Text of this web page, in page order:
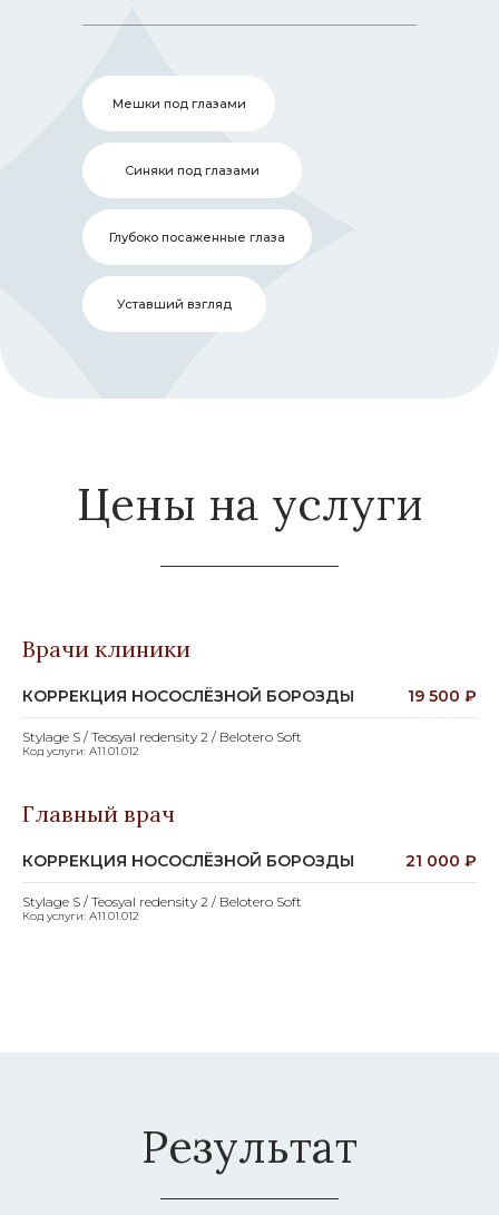
коррекцию проводят канюлей через
один прокол, это безболезненно и
абсолютно безопасно.
Процедура проводится быстро, до 30
минут. Заполнение носослезной
борозды никак не влияет на зрение.
Мешки под глазами
Синяки под глазами
Глубоко посаженные глаза
Уставший взгляд
Цены на услуги
Врачи клиники
КОРРЕКЦИЯ НОСОСЛЁЗНОЙ БОРОЗДЫ 19 500 ₽
Stylage S / Teosyal redensity 2 / Belotero Soft
Код услуги: А11.01.012
Главный врач
КОРРЕКЦИЯ НОСОСЛЁЗНОЙ БОРОЗДЫ 21 000 ₽
Stylage S / Teosyal redensity 2 / Belotero Soft
Код услуги: А11.01.012
Результат